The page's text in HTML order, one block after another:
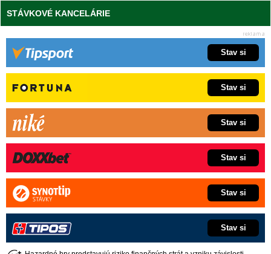
STÁVKOVÉ KANCELÁRIE
Stav si
Stav si
Stav si
Stav si
Stav si
Stav si